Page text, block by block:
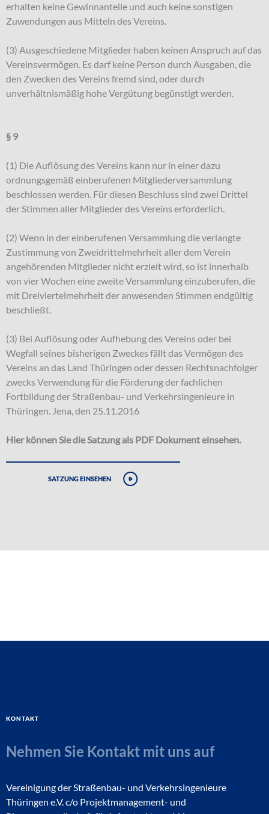
erhalten keine Gewinnanteile und auch keine sonstigen
Zuwendungen aus Mitteln des Vereins.
(3) Ausgeschiedene Mitglieder haben keinen Anspruch auf das
Vereinsvermögen. Es darf keine Person durch Ausgaben, die
den Zwecken des Vereins fremd sind, oder durch
unverhältnismäßig hohe Vergütung begünstigt werden.
§ 9
(1) Die Auflösung des Vereins kann nur in einer dazu
ordnungsgemäß einberufenen Mitgliederversammlung
beschlossen werden. Für diesen Beschluss sind zwei Drittel
der Stimmen aller Mitglieder des Vereins erforderlich.
(2) Wenn in der einberufenen Versammlung die verlangte
Zustimmung von Zweidrittelmehrheit aller dem Verein
angehörenden Mitglieder nicht erzielt wird, so ist innerhalb
von vier Wochen eine zweite Versammlung einzuberufen, die
mit Dreiviertelmehrheit der anwesenden Stimmen endgültig
beschließt.
(3) Bei Auflösung oder Aufhebung des Vereins oder bei
Wegfall seines bisherigen Zweckes fällt das Vermögen des
Vereins an das Land Thüringen oder dessen Rechtsnachfolger
zwecks Verwendung für die Förderung der fachlichen
Fortbildung der Straßenbau- und Verkehrsingenieure in
Thüringen. Jena, den 25.11.2016
Hier können Sie die Satzung als PDF Dokument einsehen.
Satzung einsehen
Kontakt
Nehmen Sie Kontakt mit uns auf
Vereinigung der Straßenbau- und Verkehrsingenieure
Thüringen e.V. c/o Projektmanagement- und